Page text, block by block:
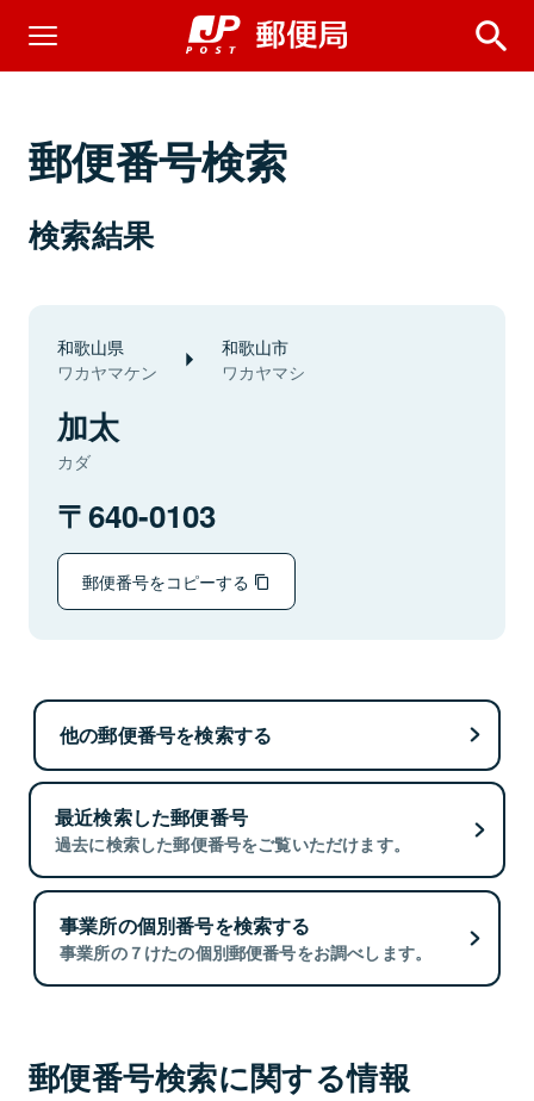
郵便番号検索
検索結果
和歌山県
ワカヤマケン
和歌山市
ワカヤマシ
加太
カダ
640-0103
郵便番号をコピーする
他の郵便番号を検索する
最近検索した郵便番号
過去に検索した郵便番号をご覧いただけます。
事業所の個別番号を検索する
事業所の７けたの個別郵便番号をお調べします。
郵便番号検索に関する情報